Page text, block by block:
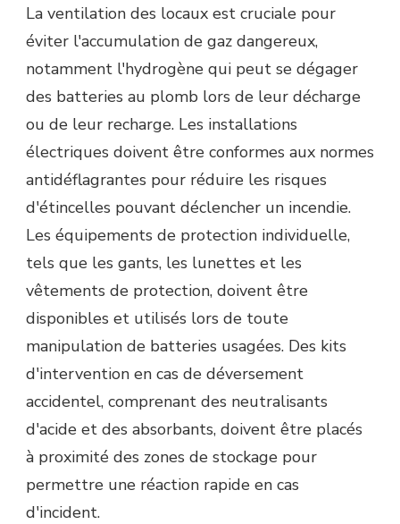
La ventilation des locaux est cruciale pour
éviter l'accumulation de gaz dangereux,
notamment l'hydrogène qui peut se dégager
des batteries au plomb lors de leur décharge
ou de leur recharge. Les installations
électriques doivent être conformes aux normes
antidéflagrantes pour réduire les risques
d'étincelles pouvant déclencher un incendie.
Les équipements de protection individuelle,
tels que les gants, les lunettes et les
vêtements de protection, doivent être
disponibles et utilisés lors de toute
manipulation de batteries usagées. Des kits
d'intervention en cas de déversement
accidentel, comprenant des neutralisants
d'acide et des absorbants, doivent être placés
à proximité des zones de stockage pour
permettre une réaction rapide en cas
d'incident.